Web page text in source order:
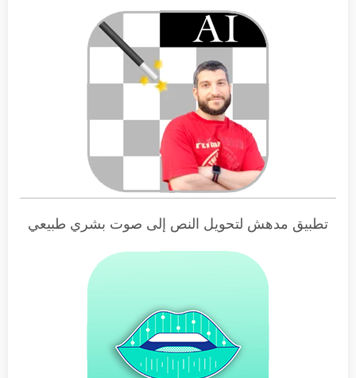
تطبيق مدهش لتحويل النص إلى صوت بشري طبيعي